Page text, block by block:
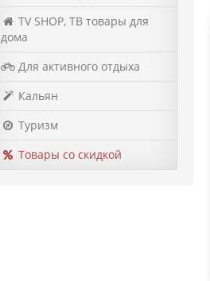
TV SHOP, ТВ товары для
дома
Для активного отдыха
Кальян
Туризм
Товары со скидкой